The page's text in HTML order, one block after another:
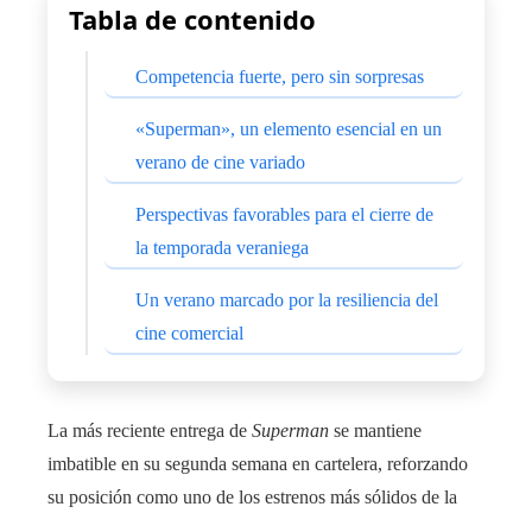
Tabla de contenido
Competencia fuerte, pero sin sorpresas
«Superman», un elemento esencial en un
verano de cine variado
Perspectivas favorables para el cierre de
la temporada veraniega
Un verano marcado por la resiliencia del
cine comercial
La más reciente entrega de Superman se mantiene
imbatible en su segunda semana en cartelera, reforzando
su posición como uno de los estrenos más sólidos de la